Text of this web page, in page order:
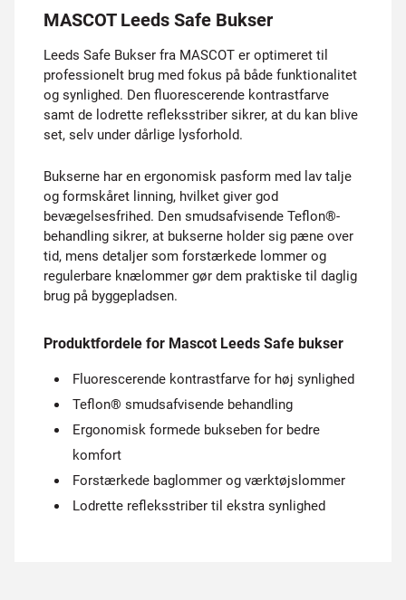
MASCOT Leeds Safe Bukser
Leeds Safe Bukser fra MASCOT er optimeret til
professionelt brug med fokus på både funktionalitet
og synlighed. Den fluorescerende kontrastfarve
samt de lodrette refleksstriber sikrer, at du kan blive
set, selv under dårlige lysforhold.
Bukserne har en ergonomisk pasform med lav talje
og formskåret linning, hvilket giver god
bevægelsesfrihed. Den smudsafvisende Teflon®-
behandling sikrer, at bukserne holder sig pæne over
tid, mens detaljer som forstærkede lommer og
regulerbare knælommer gør dem praktiske til daglig
brug på byggepladsen.
Produktfordele for Mascot Leeds Safe bukser
Fluorescerende kontrastfarve for høj synlighed
Teflon® smudsafvisende behandling
Ergonomisk formede bukseben for bedre
komfort
Forstærkede baglommer og værktøjslommer
Lodrette refleksstriber til ekstra synlighed